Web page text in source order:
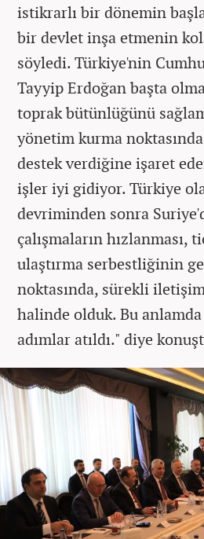
istikrarlı bir dönemin
bir devlet inşa etmenin
söyledi. Türkiye'nin
Tayyip Erdoğan başta
toprak bütünlüğünü
yönetim kurma
destek verdiğine işaret
işler iyi gidiyor. Türkiye
devriminden sonra
çalışmaların hızlanması,
ulaştırma serbestliğinin
noktasında, sürekli
halinde olduk. Bu
adımlar atıldı." diye